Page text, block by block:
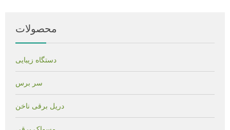
محصولات
دستگاه زیبایی
سر برس
دریل برقی ناخن